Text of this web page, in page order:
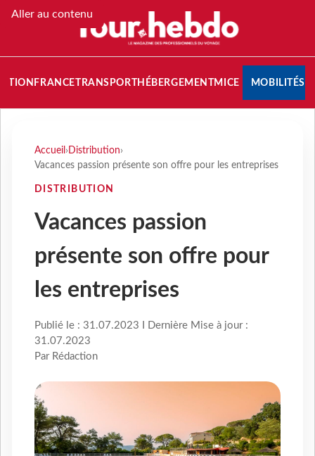
Aller au contenu
FRANCETRANSPORT HÉBERGEMENTMICE MOBILITÉS
Accueil › Distribution›
Vacances passion présente son offre pour les entreprises
DISTRIBUTION
Vacances passion
présente son offre pour
les entreprises
Publié le : 31.07.2023 I Dernière Mise à jour :
31.07.2023
Par Rédaction